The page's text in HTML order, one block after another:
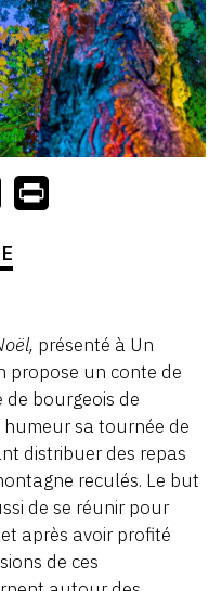
présenté à Un
propose un conte de
de bourgeois de
sa tournée de
distribuer des repas
reculés. Le but
de se réunir pour
après avoir profité
de ces